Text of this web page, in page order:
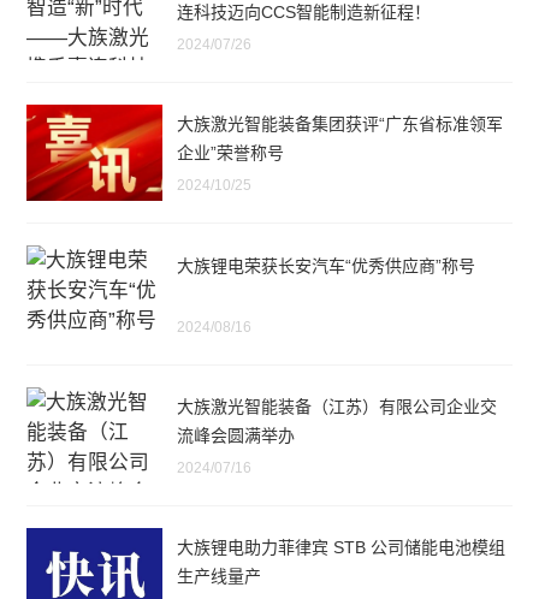
连科技迈向CCS智能制造新征程！
2024/07/26
大族激光智能装备集团获评“广东省标准领军
企业”荣誉称号
2024/10/25
大族锂电荣获长安汽车“优秀供应商”称号
2024/08/16
大族激光智能装备（江苏）有限公司企业交
流峰会圆满举办
2024/07/16
大族锂电助力菲律宾 STB 公司储能电池模组
生产线量产